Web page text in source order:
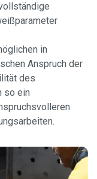
in
Anspruch der
des
so ein